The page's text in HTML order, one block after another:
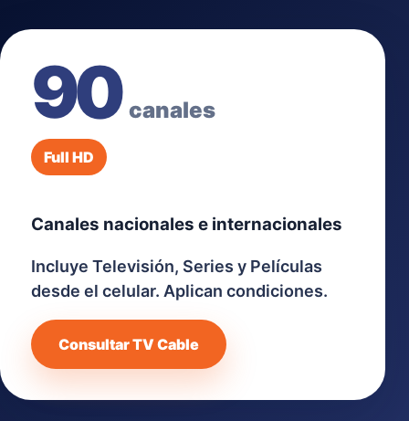
90canales
Full HD
Canales nacionales e internacionales
Incluye Televisión, Series y Películas
desde el celular. Aplican condiciones.
Consultar TV Cable